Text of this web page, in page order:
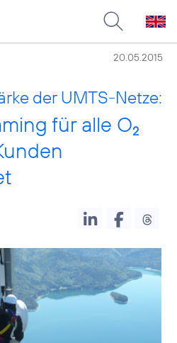
20.05.2015
der UMTS-Netze:
für alle O2